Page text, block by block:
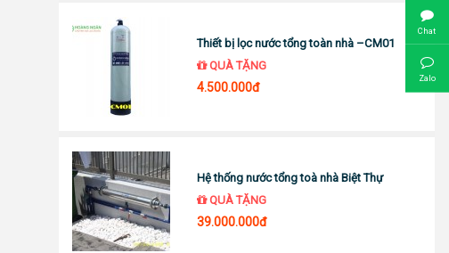
Thiết bị lọc nước tổng toàn nhà –CM01
QUÀ TẶNG
4.500.000đ
Hệ thống nước tổng toà nhà Biệt Thự
QUÀ TẶNG
39.000.000đ
Chat
Zalo